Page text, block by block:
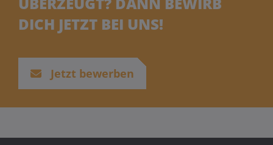
DICH JETZT BEI UNS!
Jetzt bewerben